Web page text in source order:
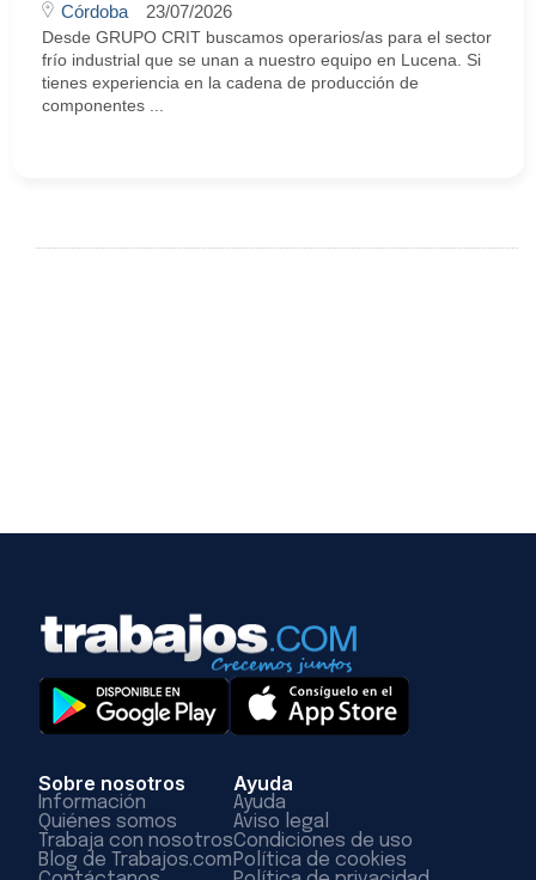
Córdoba 23/07/2026
Desde GRUPO CRIT buscamos operarios/as para el sector
frío industrial que se unan a nuestro equipo en Lucena. Si
tienes experiencia en la cadena de producción de
componentes ...
Sobre nosotros
Información
Quiénes somos
Trabaja con nosotros
Blog de Trabajos.com
Ayuda
Ayuda
Aviso legal
Condiciones de uso
Política de cookies